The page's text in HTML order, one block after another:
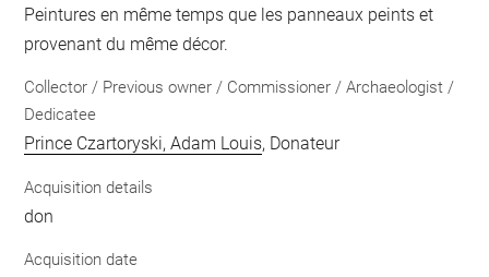
Peintures en même temps que les panneaux peints et
provenant du même décor.
Collector / Previous owner / Commissioner / Archaeologist /
Dedicatee
Prince Czartoryski, Adam Louis, Donateur
Acquisition details
don
Acquisition date